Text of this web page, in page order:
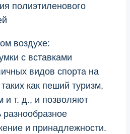
полиэтиленового
воздухе:
с вставками
видов спорта на
как пеший туризм,
и т. д., и позволяют
разнообразное
и принадлежности.